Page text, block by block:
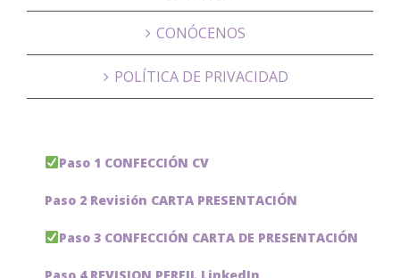
CONÓCENOS
POLÍTICA DE PRIVACIDAD
Paso 1 CONFECCIÓN CV
Paso 2 Revisión CARTA PRESENTACIÓN
Paso 3 CONFECCIÓN CARTA DE PRESENTACIÓN
Paso 4 REVISION PERFIL LinkedIn